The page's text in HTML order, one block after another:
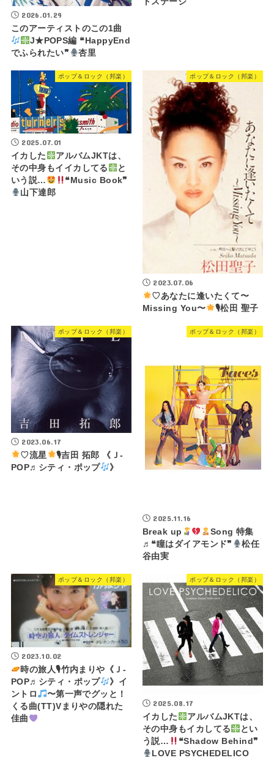
2026.01.29
このアーティストのこの1曲
J★POPS編 ❝HappyEnd
でふられたい❞
杏里
ポップ＆ロック（邦楽）
2025.07.01
イカした
アルバムJKTは、
その中身もイイカしてる
と
いう説…
❝Music Book❞
山下達郎
ポップ＆ロック（邦楽）
2023.07.06
♡あなたに逢いたくて〜
Missing You〜
🎙松田 聖子
ポップ＆ロック（邦楽）
2023.06.17
♡流星
🎙吉田 拓郎 《Ｊ-
POP♬シティ・ポップ
》
ポップ＆ロック（邦楽）
2025.11.16
Break up
Song 特集
♬❝瞳はダイアモンド❞
松任
谷由実
ポップ＆ロック（邦楽）
2023.10.02
時の旅人🎙竹内まりや《Ｊ-
POP♬シティ・ポップ
》イ
ントロ
〜第一声でグッと！
くる曲(TT)Vまりやの隠れた
佳曲
ポップ＆ロック（邦楽）
2025.08.17
イカした
アルバムJKTは、
その中身もイカしてる
とい
う説…
❝Shadow Behind❞
LOVE PSYCHEDELICO